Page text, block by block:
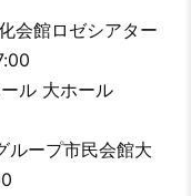
館ロゼシアター
ル 大ホール
ープ市民会館大